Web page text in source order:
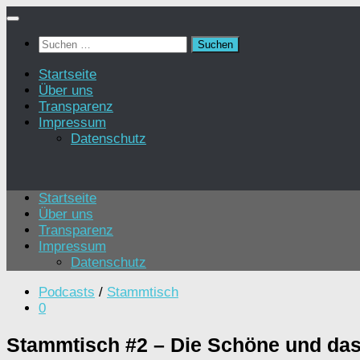
Zum
springenSuchen
Startseite
Über uns
Transparenz
Impressum
Datenschutz
Startseite
Über uns
Transparenz
Impressum
Datenschutz
Podcasts / Stammtisch
0
Stammtisch #2 – Die Schöne und